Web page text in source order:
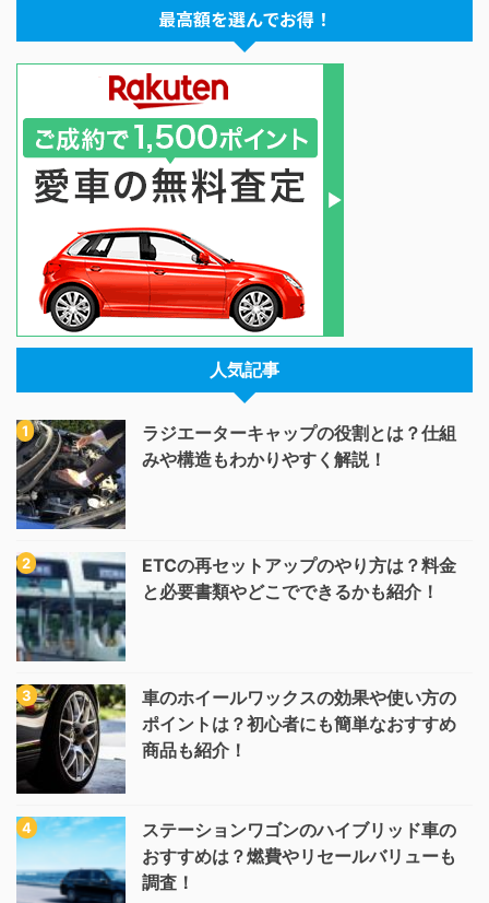
最高額を選んでお得！
人気記事
ラジエーターキャップの役割とは？仕組
みや構造もわかりやすく解説！
ETCの再セットアップのやり方は？料金
と必要書類やどこでできるかも紹介！
車のホイールワックスの効果や使い方の
ポイントは？初心者にも簡単なおすすめ
商品も紹介！
ステーションワゴンのハイブリッド車の
おすすめは？燃費やリセールバリューも
調査！